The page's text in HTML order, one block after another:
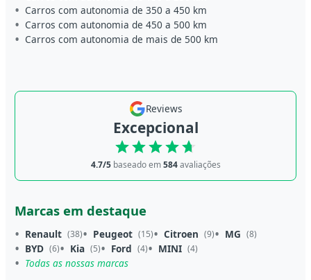
Carros com autonomia de 350 a 450 km
Carros com autonomia de 450 a 500 km
Carros com autonomia de mais de 500 km
Reviews
Excepcional
4.7/5baseado em584avaliações
Marcas em destaque
Renault (38) Peugeot (15) Citroen (9) MG (8)
BYD (6) Kia (5) Ford (4) MINI (4)
Todas as nossas marcas